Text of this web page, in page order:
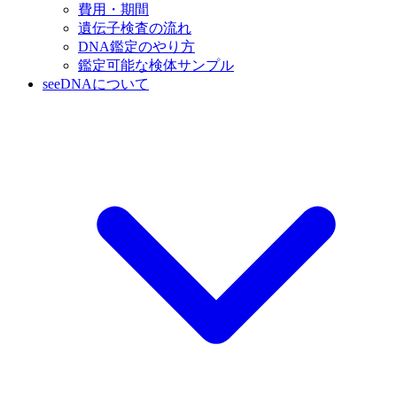
費用・期間
遺伝子検査の流れ
DNA鑑定のやり方
鑑定可能な検体サンプル
seeDNAについて